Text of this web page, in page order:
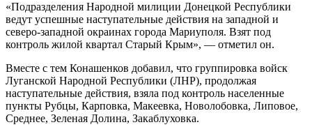
«Подразделения Народной милиции Донецкой Республики
ведут успешные наступательные действия на западной и
северо-западной окраинах города Мариуполя. Взят под
контроль жилой квартал Старый Крым», — отметил он.
Вместе с тем Конашенков добавил, что группировка войск
Луганской Народной Республики (ЛНР), продолжая
наступательные действия, взяла под контроль населенные
пункты Рубцы, Карповка, Макеевка, Новолобовка, Липовое,
Среднее, Зеленая Долина, Закаблуховка.